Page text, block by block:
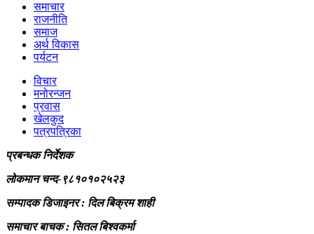
समाचार
राजनीति
समाज
अर्थ विकास
पर्यटन
विचार
मनोरन्जन
प्रवास
खेलकुद
पत्रपत्रिका
प्रबन्धक निर्देशक
लोकमान चन्द-९८१०१०२५२३
सम्पादक डिजाइनर : दिल बिक्रम शाही
समाचार बाचक : सितल बिश्वकर्मा